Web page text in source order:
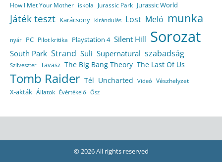
How I Met Your Mother iskola Jurassic Park Jurassic World
Játék teszt Karácsony kirándulás Lost Meló munka
nyár PC Pilot kritika Playstation 4 Silent Hill Sorozat
South Park Strand Suli Supernatural szabadság
Szilveszter Tavasz The Big Bang Theory The Last Of Us
Tomb Raider Tél Uncharted Videó Vészhelyzet
X-akták Állatok Évértékelő Ősz
© 2026 All rights reserved